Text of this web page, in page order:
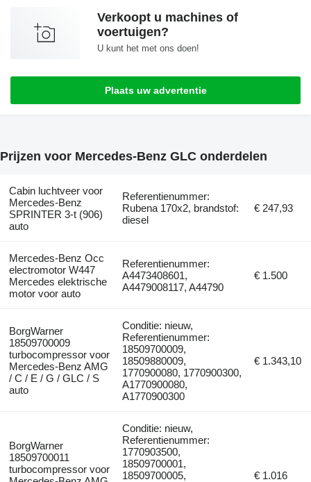
Verkoopt u machines of
voertuigen?
U kunt het met ons doen!
Plaats uw advertentie
Prijzen voor Mercedes-Benz GLC onderdelen
Cabin luchtveer voor
Mercedes-Benz
SPRINTER 3-t (906)
auto
Referentienummer:
Rubena 170x2, brandstof:
diesel
€ 247,93
Mercedes-Benz Occ
electromotor W447
Mercedes elektrische
motor voor auto
Referentienummer:
A4473408601,
A4479008117, A44790
€ 1.500
BorgWarner
18509700009
turbocompressor voor
Mercedes-Benz AMG
/ C / E / G / GLC / S
auto
Conditie: nieuw,
Referentienummer:
18509700009,
18509880009,
1770900080, 1770900300,
A1770900080,
A1770900300
€ 1.343,10
BorgWarner
18509700011
turbocompressor voor
Conditie: nieuw,
Referentienummer:
1770903500,
18509700001,
18509700005,
€ 1.016